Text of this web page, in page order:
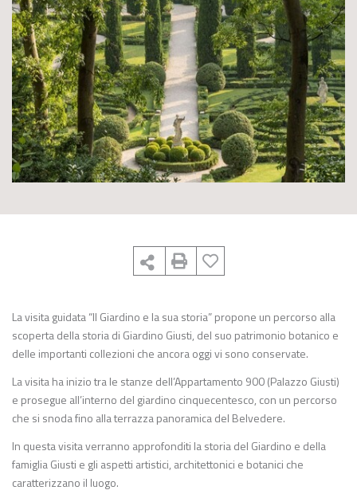
La visita guidata “Il Giardino e la sua storia” propone un percorso alla
scoperta della storia di Giardino Giusti, del suo patrimonio botanico e
delle importanti collezioni che ancora oggi vi sono conservate.
La visita ha inizio tra le stanze dell’Appartamento 900 (Palazzo Giusti)
e prosegue all’interno del giardino cinquecentesco, con un percorso
che si snoda fino alla terrazza panoramica del Belvedere.
In questa visita verranno approfonditi la storia del Giardino e della
famiglia Giusti e gli aspetti artistici, architettonici e botanici che
caratterizzano il luogo.